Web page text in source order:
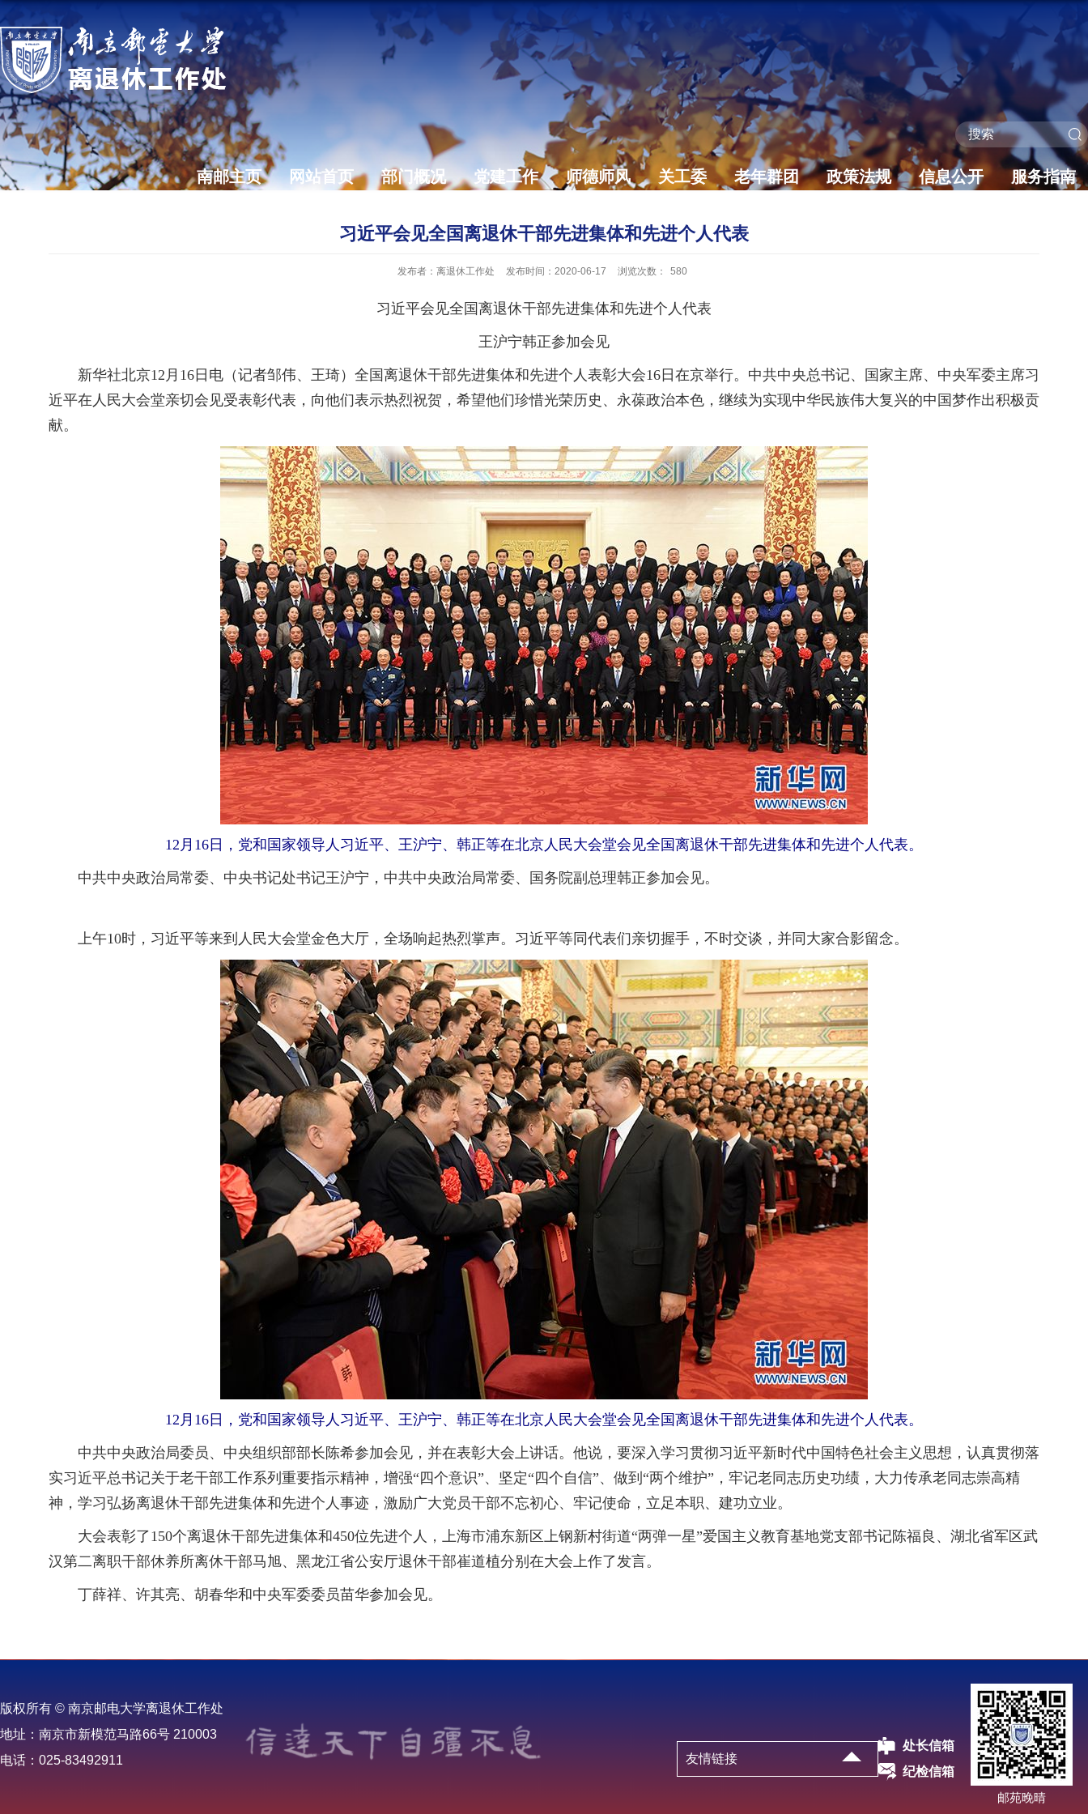
南邮主页 网站首页 部门概况 党建工作 师德师风 关工委 老年群团 政策法规 信息公开 服务指南
习近平会见全国离退休干部先进集体和先进个人代表
发布者：离退休工作处 发布时间：2020-06-17 浏览次数： 580
习近平会见全国离退休干部先进集体和先进个人代表
王沪宁韩正参加会见
新华社北京12月16日电（记者邹伟、王琦）全国离退休干部先进集体和先进个人表彰大会16日在京举行。中共中央总书记、国家主席、中央军委主席习
近平在人民大会堂亲切会见受表彰代表，向他们表示热烈祝贺，希望他们珍惜光荣历史、永葆政治本色，继续为实现中华民族伟大复兴的中国梦作出积极贡
献。
12月16日，党和国家领导人习近平、王沪宁、韩正等在北京人民大会堂会见全国离退休干部先进集体和先进个人代表。
中共中央政治局常委、中央书记处书记王沪宁，中共中央政治局常委、国务院副总理韩正参加会见。
上午10时，习近平等来到人民大会堂金色大厅，全场响起热烈掌声。习近平等同代表们亲切握手，不时交谈，并同大家合影留念。
12月16日，党和国家领导人习近平、王沪宁、韩正等在北京人民大会堂会见全国离退休干部先进集体和先进个人代表。
中共中央政治局委员、中央组织部部长陈希参加会见，并在表彰大会上讲话。他说，要深入学习贯彻习近平新时代中国特色社会主义思想，认真贯彻落
实习近平总书记关于老干部工作系列重要指示精神，增强“四个意识”、坚定“四个自信”、做到“两个维护”，牢记老同志历史功绩，大力传承老同志崇高精
神，学习弘扬离退休干部先进集体和先进个人事迹，激励广大党员干部不忘初心、牢记使命，立足本职、建功立业。
大会表彰了150个离退休干部先进集体和450位先进个人，上海市浦东新区上钢新村街道“两弹一星”爱国主义教育基地党支部书记陈福良、湖北省军区武
汉第二离职干部休养所离休干部马旭、黑龙江省公安厅退休干部崔道植分别在大会上作了发言。
丁薛祥、许其亮、胡春华和中央军委委员苗华参加会见。
版权所有 © 南京邮电大学离退休工作处
地址：南京市新模范马路66号 210003
电话：025-83492911
友情链接
处长信箱
纪检信箱
邮苑晚晴